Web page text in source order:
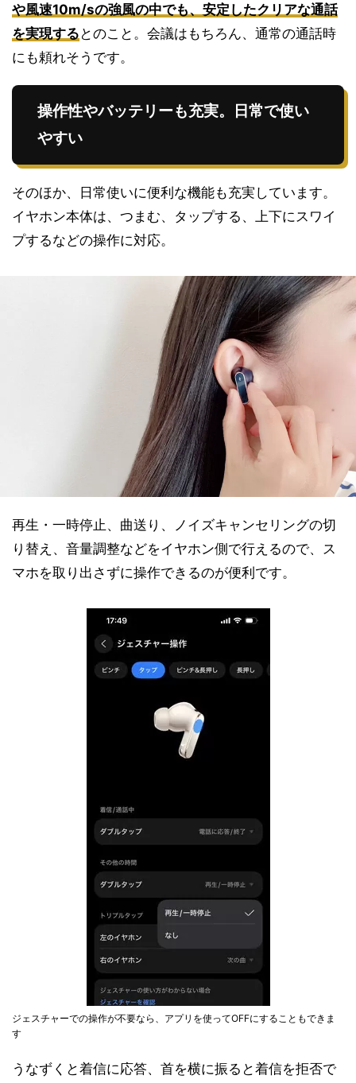
や風速10m/sの強風の中でも、安定したクリアな通話
を実現する とのこと。会議はもちろん、通常の通話時
にも頼れそうです。
操作性やバッテリーも充実。日常で使い
やすい
そのほか、日常使いに便利な機能も充実しています。
イヤホン本体は、つまむ、タップする、上下にスワイ
プするなどの操作に対応。
再生・一時停止、曲送り、ノイズキャンセリングの切
り替え、音量調整などをイヤホン側で行えるので、ス
マホを取り出さずに操作できるのが便利です。
ジェスチャーでの操作が不要なら、アプリを使ってOFFにすることもできま
す
うなずくと着信に応答、首を横に振ると着信を拒否で